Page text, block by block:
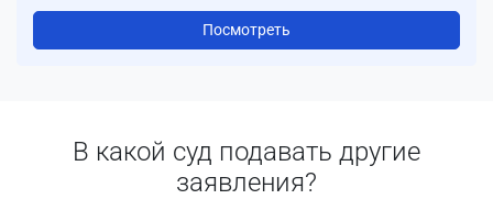
Посмотреть
В какой суд подавать другие
заявления?